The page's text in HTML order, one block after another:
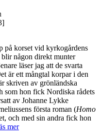
på korset vid kyrkogårdens
någon direkt munter
läser jag att de svarta
är ett mångtal korpar i den
skriven av grönländska
som hon fick Nordiska rådets
av Johanne Lykke
första roman (Homo
och med sin andra fick hon
mer